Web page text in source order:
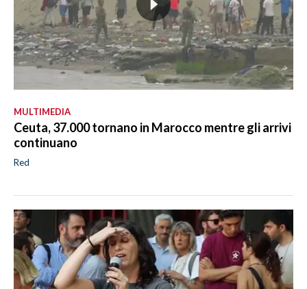
MULTIMEDIA
Ceuta, 37.000 tornano in Marocco mentre gli arrivi
continuano
Red